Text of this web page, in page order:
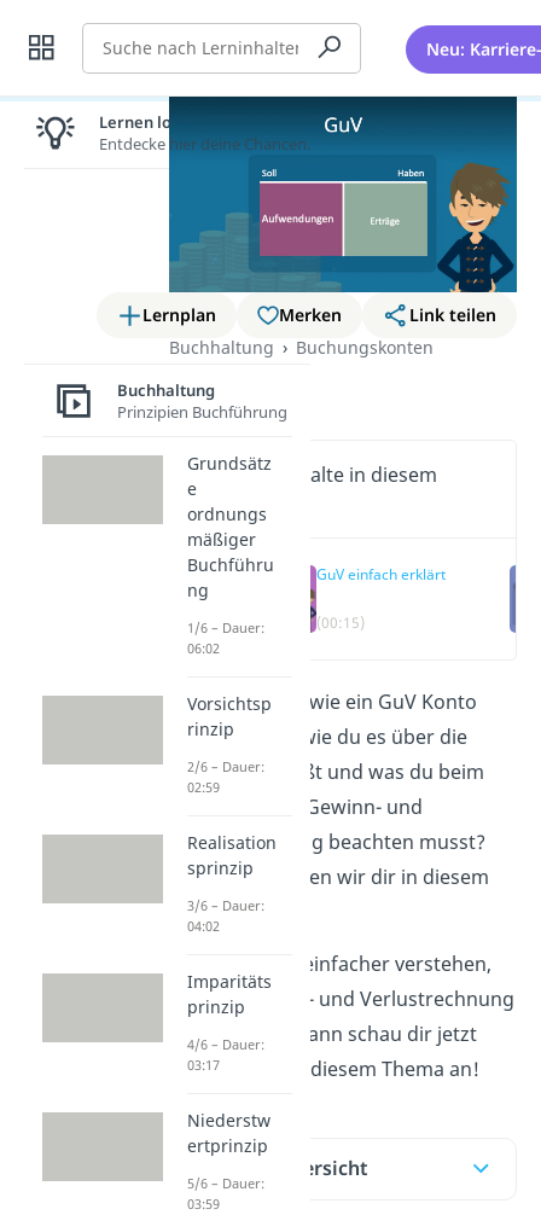
Suche Neu:
Lernplan Merken
Link teilen
Buchhaltung
Buchungskonten
GuV
Wichtige Inhalte in diesem
Video
GuV einfach erklärt
(00:15)
Du fragst dich, wie ein GuV Konto
aufgebaut ist, wie du es über die
Bilanz abschließt und was du beim
Erstellen einer Gewinn- und
Verlustrechnung beachten musst?
Das alles erklären wir dir in diesem
Beitrag.
Du willst noch einfacher verstehen,
wie die Gewinn- und Verlustrechnung
funktioniert? Dann schau dir jetzt
unser Video zu diesem Thema an!
Inhaltsübersicht
Lernen lohnt sich!
Entdecke hier deine Chancen.
Buchhaltung
Prinzipien Buchführung
Grundsätz
e
ordnungs
mäßiger
Buchführu
ng
1/6 – Dauer:
06:02
Vorsichtsp
rinzip
2/6 – Dauer:
02:59
Realisation
sprinzip
3/6 – Dauer:
04:02
Imparitäts
prinzip
4/6 – Dauer:
03:17
Niederstw
ertprinzip
5/6 – Dauer:
03:59